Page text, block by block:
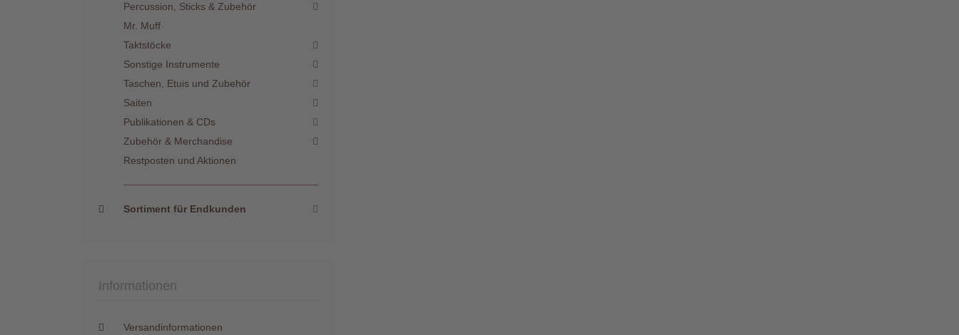
Percussion, Sticks & Zubehör
Mr. Muff
Taktstöcke
Sonstige Instrumente
Taschen, Etuis und Zubehör
Saiten
Publikationen & CDs
Zubehör & Merchandise
Restposten und Aktionen
Sortiment für Endkunden
Informationen
Versandinformationen